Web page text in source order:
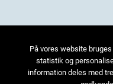
På vores website
statistik og
information deles med